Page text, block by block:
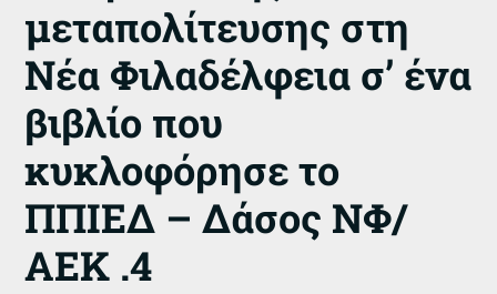
μεταπολίτευσης στη
Νέα Φιλαδέλφεια σ’ ένα
βιβλίο που
κυκλοφόρησε το
ΠΠΙΕΔ – Δάσος ΝΦ/
ΑΕΚ .4